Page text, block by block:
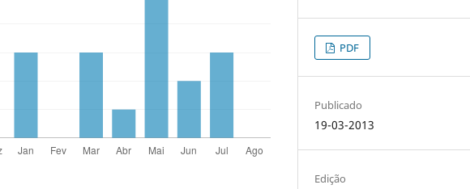
PDF
Publicado
19-03-2013
Edição